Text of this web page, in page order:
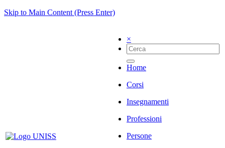
Skip to Main Content (Press Enter)
×
Home
Corsi
Insegnamenti
Professioni
Persone